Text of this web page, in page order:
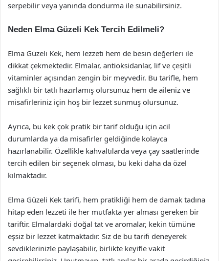
serpebilir veya yanında dondurma ile sunabilirsiniz.
Neden Elma Güzeli Kek Tercih Edilmeli?
Elma Güzeli Kek, hem lezzeti hem de besin değerleri ile
dikkat çekmektedir. Elmalar, antioksidanlar, lif ve çeşitli
vitaminler açısından zengin bir meyvedir. Bu tarifle, hem
sağlıklı bir tatlı hazırlamış olursunuz hem de aileniz ve
misafirleriniz için hoş bir lezzet sunmuş olursunuz.
Ayrıca, bu kek çok pratik bir tarif olduğu için acil
durumlarda ya da misafirler geldiğinde kolayca
hazırlanabilir. Özellikle kahvaltılarda veya çay saatlerinde
tercih edilen bir seçenek olması, bu keki daha da özel
kılmaktadır.
Elma Güzeli Kek tarifi, hem pratikliği hem de damak tadına
hitap eden lezzeti ile her mutfakta yer alması gereken bir
tariftir. Elmalardaki doğal tat ve aromalar, kekin tümüne
eşsiz bir lezzet katmaktadır. Siz de bu tarifi deneyerek
sevdiklerinizle paylaşabilir, birlikte keyifle vakit